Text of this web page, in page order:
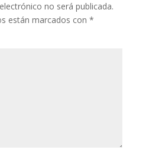
no será publicada.
están marcados con *